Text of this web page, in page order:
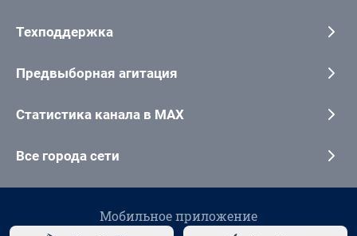
Техподдержка
Предвыборная агитация
Статистика канала в MAX
Все города сети
Мобильное приложение